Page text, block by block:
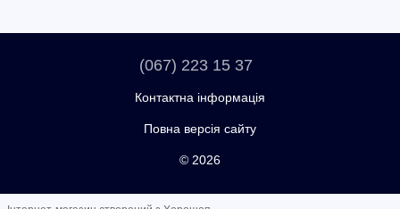
(067) 223 15 37
Контактна інформація
Повна версія сайту
© 2026